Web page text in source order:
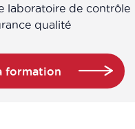
recherche en laboratoire
laboratoire de contrôle
qualité
formation